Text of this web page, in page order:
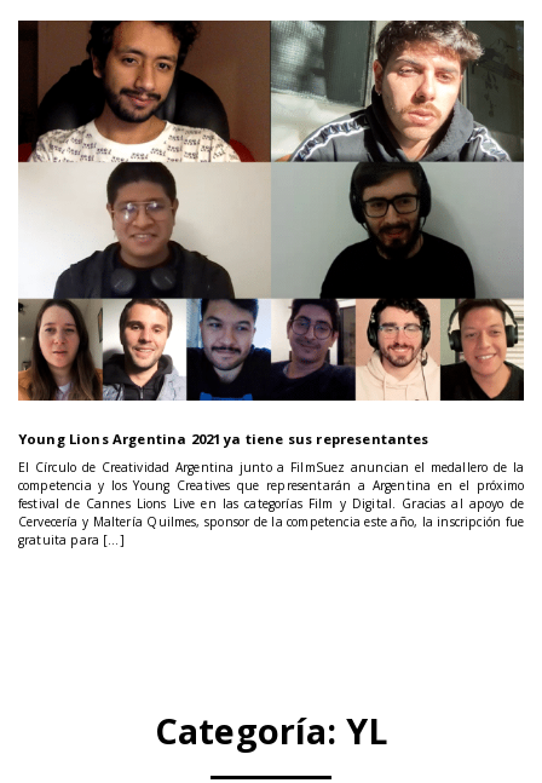
Young Lions Argentina 2021 ya tiene sus representantes
El Círculo de Creatividad Argentina junto a FilmSuez anuncian el medallero de la
competencia y los Young Creatives que representarán a Argentina en el próximo
festival de Cannes Lions Live en las categorías Film y Digital. Gracias al apoyo de
Cervecería y Maltería Quilmes, sponsor de la competencia este año, la inscripción fue
gratuita para […]
Categoría: YL